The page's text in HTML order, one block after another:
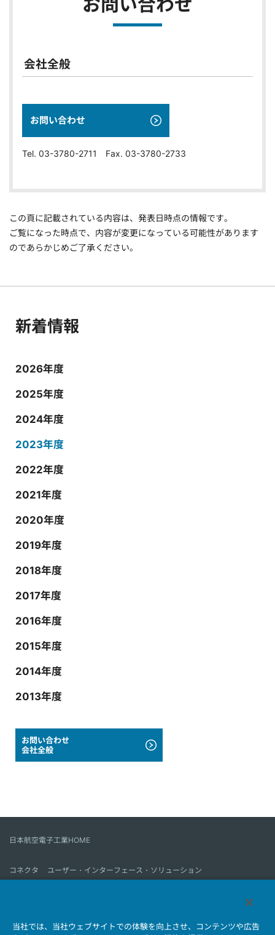
会社全般
お問い合わせ
Tel. 03-3780-2711 Fax. 03-3780-2733
この頁に記載されている内容は、発表日時点の情報です。
ご覧になった時点で、内容が変更になっている可能性があります
のであらかじめご了承ください。
新着情報
2026年度
2025年度
2024年度
2023年度
2022年度
2021年度
2020年度
2019年度
2018年度
2017年度
2016年度
2015年度
2014年度
2013年度
お問い合わせ
会社全般
日本航空電子工業HOME
コネクタ
ユーザー・インターフェース・ソリューション
会社情報 サステナビリティ IR情報 採用情報 会社情報新着一覧
当社では、当社ウェブサイトでの体験を向上させ、コンテンツや広告